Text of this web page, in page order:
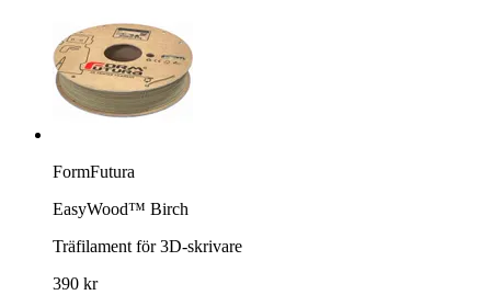
FormFutura
EasyWood™ Birch
Träfilament för 3D-skrivare
390 kr